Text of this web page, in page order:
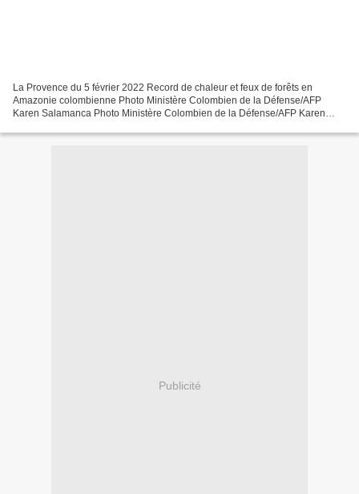
La Provence du 5 février 2022 Record de chaleur et feux de forêts en
Amazonie colombienne Photo Ministère Colombien de la Défense/AFP
Karen Salamanca Photo Ministère Colombien de la Défense/AFP Karen
Publicité